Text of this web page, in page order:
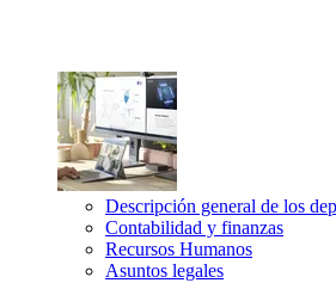
Descripción general de los
Contabilidad y finanzas
Recursos Humanos
Asuntos legales